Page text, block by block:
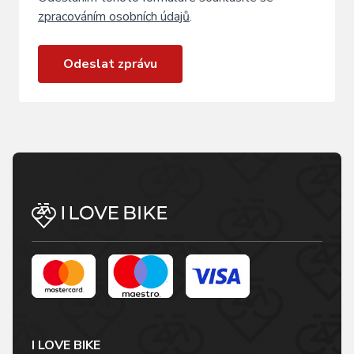
zpracováním osobních údajů.
Odeslat zprávu
I LOVE BIKE